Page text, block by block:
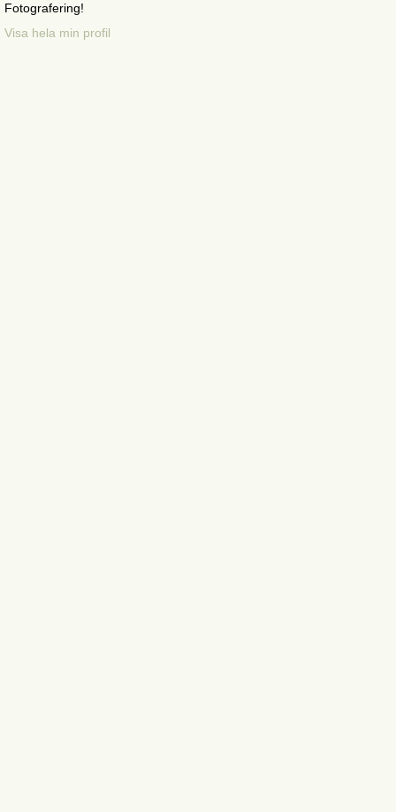
Fotografering!
Visa hela min profil